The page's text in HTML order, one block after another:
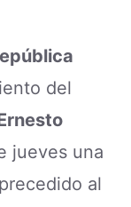
del
jueves una
al